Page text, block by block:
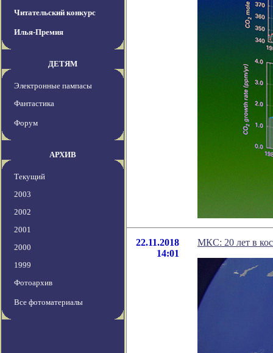
Читательский конкурс
Илья-Премия
ДЕТЯМ
Электронные пампасы
Фантастика
Форум
АРХИВ
Текущий
2003
2002
2001
2000
1999
Фотоархив
Все фотоматериалы
22.11.2018
14:01
МКС: 20 лет в